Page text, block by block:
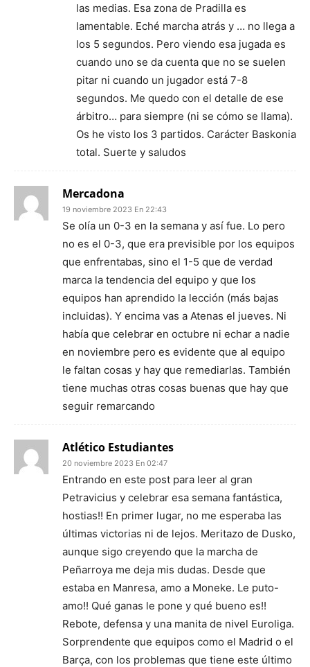
las medias. Esa zona de Pradilla es
lamentable. Eché marcha atrás y … no llega a
los 5 segundos. Pero viendo esa jugada es
cuando uno se da cuenta que no se suelen
pitar ni cuando un jugador está 7-8
segundos. Me quedo con el detalle de ese
árbitro… para siempre (ni se cómo se llama).
Os he visto los 3 partidos. Carácter Baskonia
total. Suerte y saludos
Mercadona
19 noviembre 2023 En 22:43
Se olía un 0-3 en la semana y así fue. Lo pero
no es el 0-3, que era previsible por los equipos
que enfrentabas, sino el 1-5 que de verdad
marca la tendencia del equipo y que los
equipos han aprendido la lección (más bajas
incluidas). Y encima vas a Atenas el jueves. Ni
había que celebrar en octubre ni echar a nadie
en noviembre pero es evidente que al equipo
le faltan cosas y hay que remediarlas. También
tiene muchas otras cosas buenas que hay que
seguir remarcando
Atlético Estudiantes
20 noviembre 2023 En 02:47
Entrando en este post para leer al gran
Petravicius y celebrar esa semana fantástica,
hostias!! En primer lugar, no me esperaba las
últimas victorias ni de lejos. Meritazo de Dusko,
aunque sigo creyendo que la marcha de
Peñarroya me deja mis dudas. Desde que
estaba en Manresa, amo a Moneke. Le puto-
amo!! Qué ganas le pone y qué bueno es!!
Rebote, defensa y una manita de nivel Euroliga.
Sorprendente que equipos como el Madrid o el
Barça, con los problemas que tiene este último